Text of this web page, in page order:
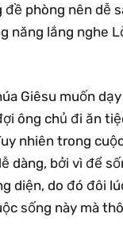
phòng nên dễ
năng lắng nghe
Giêsu muốn
ông chủ đi ăn
nhiên trong
dàng, bởi vì để
diện, do đó đôi
sống này mà